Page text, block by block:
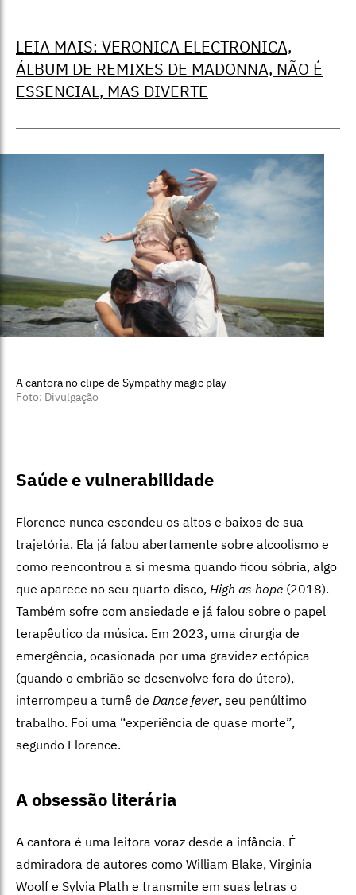
LEIA MAIS: VERONICA ELECTRONICA,
ÁLBUM DE REMIXES DE MADONNA, NÃO É
ESSENCIAL, MAS DIVERTE
A cantora no clipe de Sympathy magic play
Foto: Divulgação
Saúde e vulnerabilidade
Florence nunca escondeu os altos e baixos de sua
trajetória. Ela já falou abertamente sobre alcoolismo e
como reencontrou a si mesma quando ficou sóbria, algo
que aparece no seu quarto disco, High as hope (2018).
Também sofre com ansiedade e já falou sobre o papel
terapêutico da música. Em 2023, uma cirurgia de
emergência, ocasionada por uma gravidez ectópica
(quando o embrião se desenvolve fora do útero),
interrompeu a turnê de Dance fever, seu penúltimo
trabalho. Foi uma “experiência de quase morte”,
segundo Florence.
A obsessão literária
A cantora é uma leitora voraz desde a infância. É
admiradora de autores como William Blake, Virginia
Woolf e Sylvia Plath e transmite em suas letras o